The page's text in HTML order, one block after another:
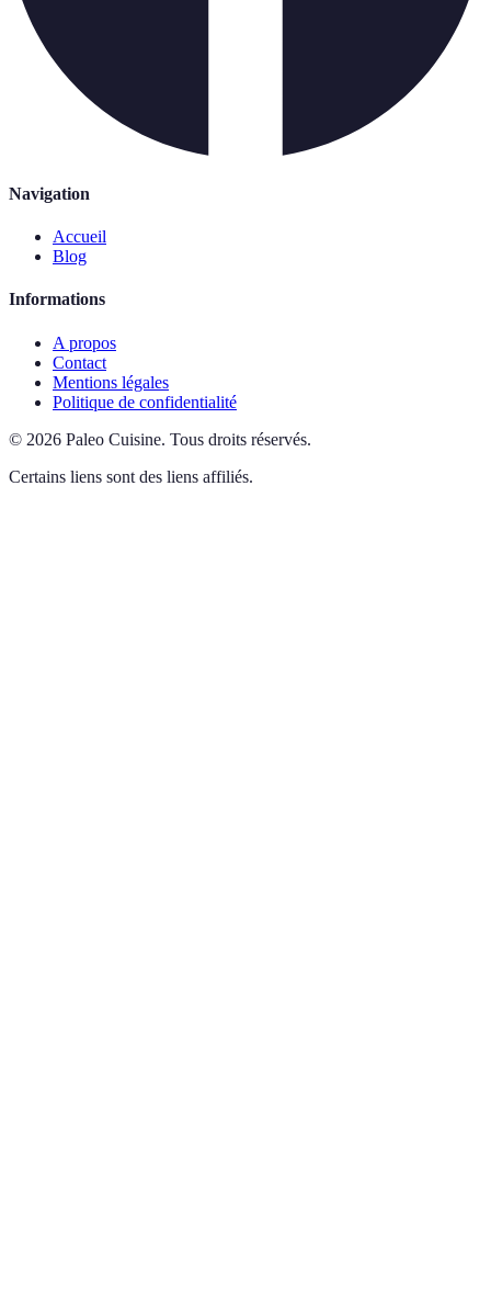
Navigation
Accueil
Blog
Informations
A propos
Contact
Mentions légales
Politique de confidentialité
© 2026 Paleo Cuisine. Tous droits réservés.
Certains liens sont des liens affiliés.